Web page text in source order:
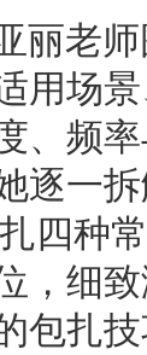
丽老
用场
、频
逐一
四种
，细
包扎技